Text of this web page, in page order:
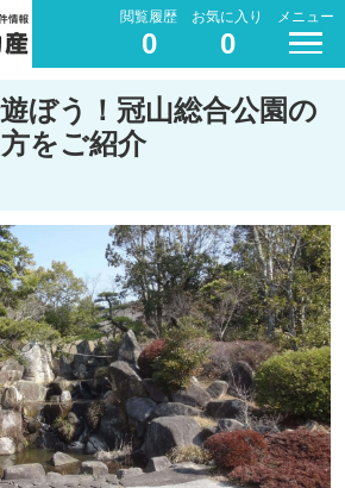
閲覧履歴
0
お気に入り
0
メニュー
ぼう！冠山総合公園の
をご紹介